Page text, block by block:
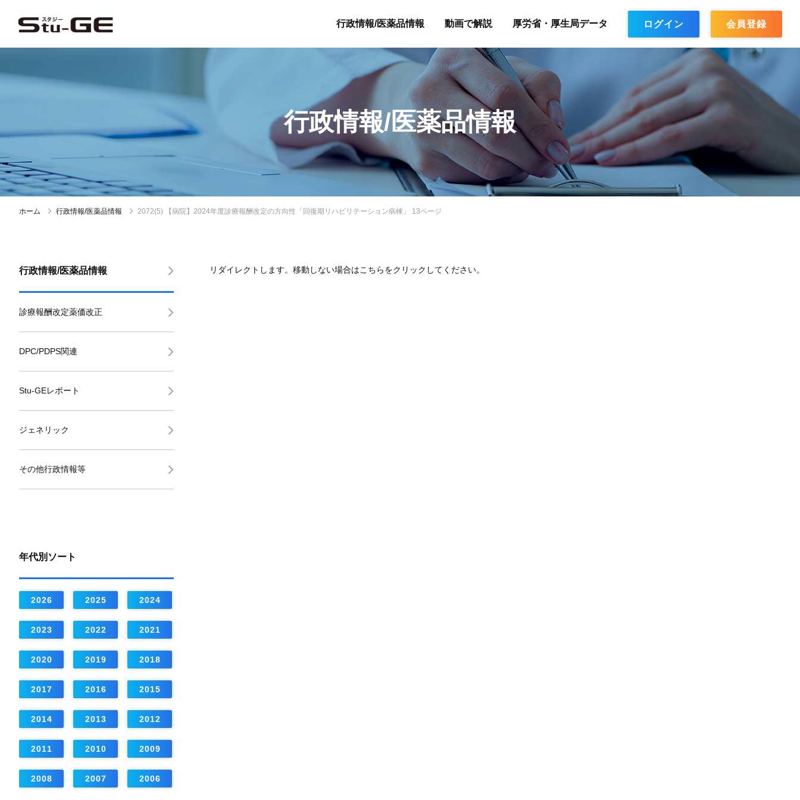
行政情報/医薬品情報 動画で解説 厚労省・厚生局データ ログイン 会員登録
行政情報/医薬品情報
ホーム 行政情報/医薬品情報 2072(5) 【病院】2024年度診療報酬改定の方向性「回復期リハビリテーション病棟」 13ページ
リダイレクトします。移動しない場合はこちらをクリックしてください。
行政情報/医薬品情報
診療報酬改定薬価改正
DPC/PDPS関連
Stu-GEレポート
ジェネリック
その他行政情報等
年代別ソート
2026 2025 2024
2023 2022 2021
2020 2019 2018
2017 2016 2015
2014 2013 2012
2011 2010 2009
2008 2007 2006